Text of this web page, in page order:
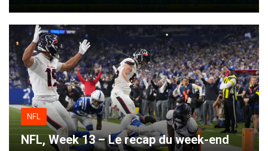
NFL
NFL, Week 13 – Le recap du week-end